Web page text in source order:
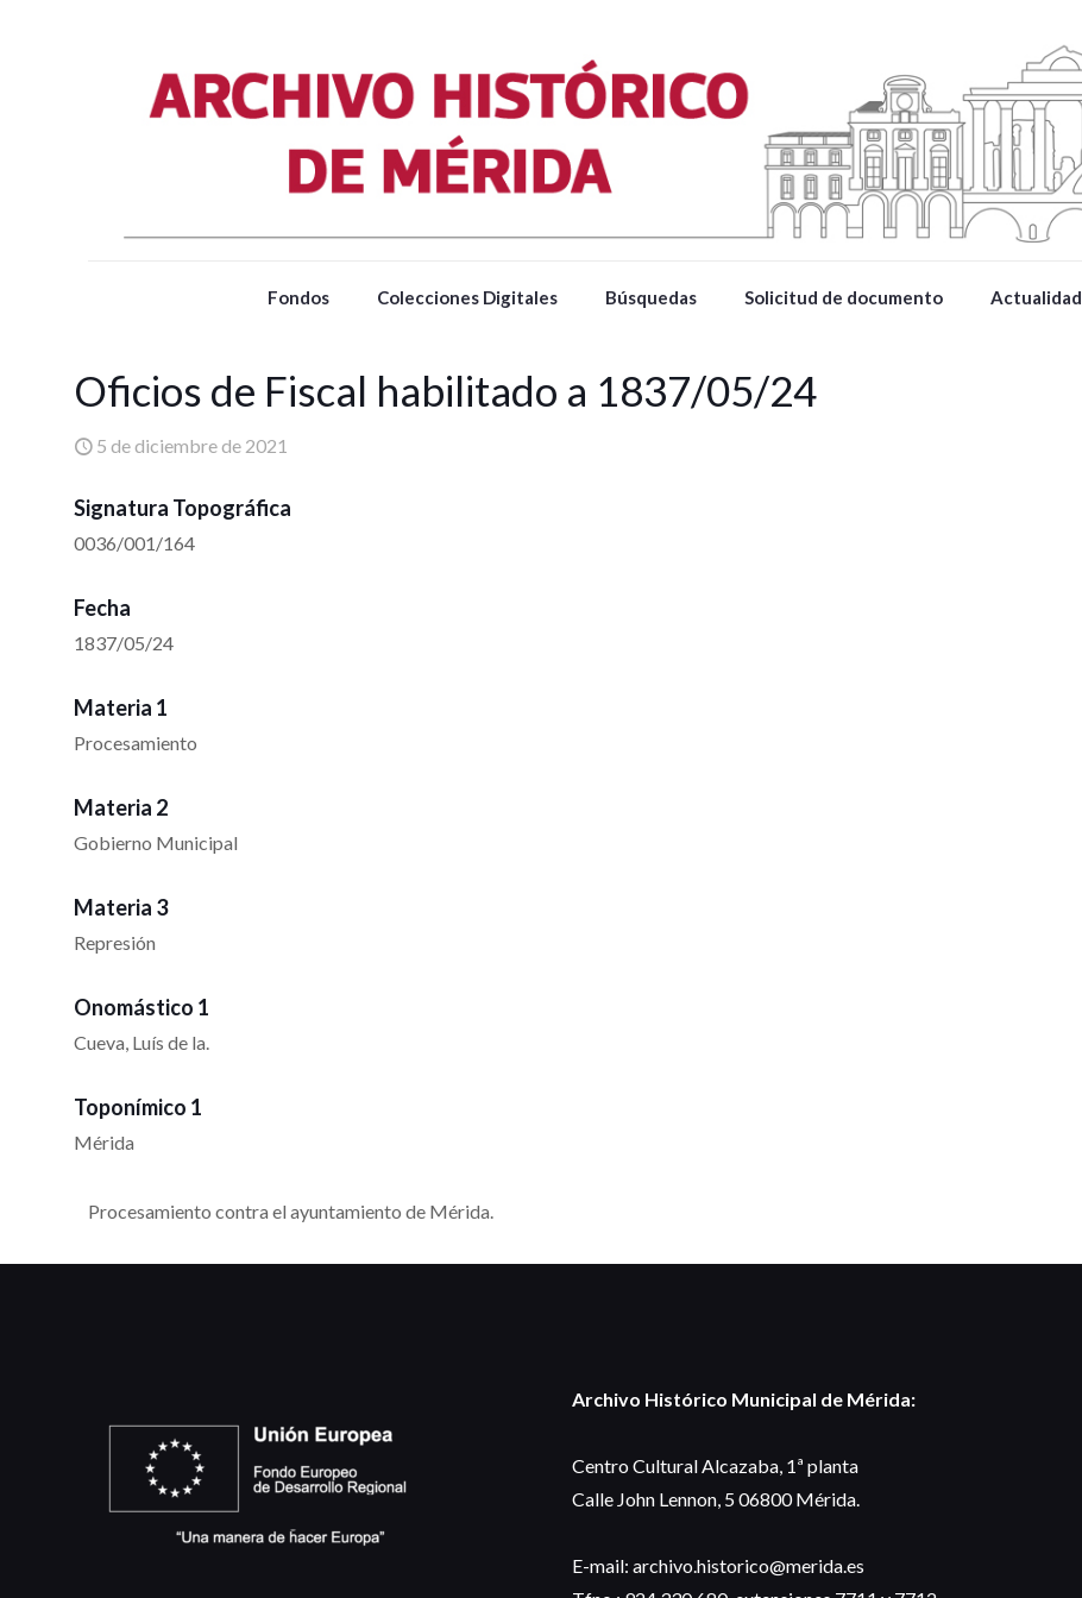
Fondos Colecciones Digitales Búsquedas Solicitud de documento Actualidad
Oficios de Fiscal habilitado a 1837/05/24
5 de diciembre de 2021
Signatura Topográfica
0036/001/164
Fecha
1837/05/24
Materia 1
Procesamiento
Materia 2
Gobierno Municipal
Materia 3
Represión
Onomástico 1
Cueva, Luís de la.
Toponímico 1
Mérida
Procesamiento contra el ayuntamiento de Mérida.
Archivo Histórico Municipal de Mérida:
Centro Cultural Alcazaba, 1ª planta
Calle John Lennon, 5 06800 Mérida.
E-mail: archivo.historico@merida.es